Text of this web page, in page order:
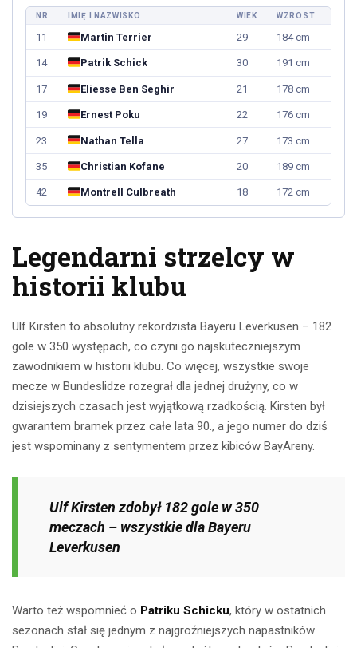
NR IMIĘ I NAZWISKO WIEK WZROST
11 Martin Terrier 29 184 cm
14 Patrik Schick 30 191 cm
17 Eliesse Ben Seghir 21 178 cm
19 Ernest Poku 22 176 cm
23 Nathan Tella 27 173 cm
35 Christian Kofane 20 189 cm
42 Montrell Culbreath 18 172 cm
Legendarni strzelcy w
historii klubu
Ulf Kirsten to absolutny rekordzista Bayeru Leverkusen – 182
gole w 350 występach, co czyni go najskuteczniejszym
zawodnikiem w historii klubu. Co więcej, wszystkie swoje
mecze w Bundeslidze rozegrał dla jednej drużyny, co w
dzisiejszych czasach jest wyjątkową rzadkością. Kirsten był
gwarantem bramek przez całe lata 90., a jego numer do dziś
jest wspominany z sentymentem przez kibiców BayAreny.
Ulf Kirsten zdobył 182 gole w 350
meczach – wszystkie dla Bayeru
Leverkusen
Warto też wspomnieć o Patriku Schicku, który w ostatnich
sezonach stał się jednym z najgroźniejszych napastników